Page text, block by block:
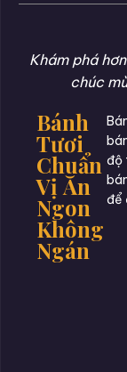
Khám phá
chúc
Bánh
Tươi
Chuẩn
Vị Ăn
Ngon
Không
Ngán
độ
để